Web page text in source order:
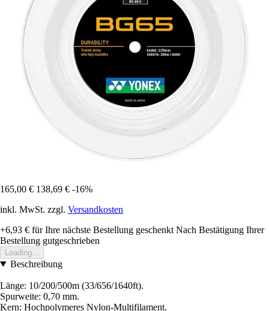
165,00 € 138,69 € -16%
inkl. MwSt. zzgl. Versandkosten
+6,93 € für Ihre nächste Bestellung geschenkt Nach Bestätigung Ihrer
Bestellung gutgeschrieben
Loading...
Beschreibung
Länge: 10/200/500m (33/656/1640ft).
Spurweite: 0,70 mm.
Kern: Hochpolymeres Nylon-Multifilament.